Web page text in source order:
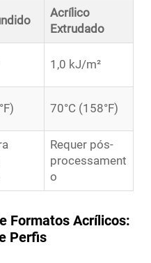
Acrílico
Extrudado
1,0 kJ/m²
70°C (158°F)
Requer pós-
processament
o
Formatos Acrílicos:
Perfis